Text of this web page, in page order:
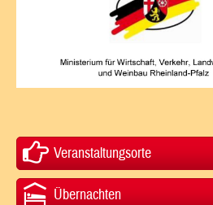
Veranstaltungsorte
Übernachten